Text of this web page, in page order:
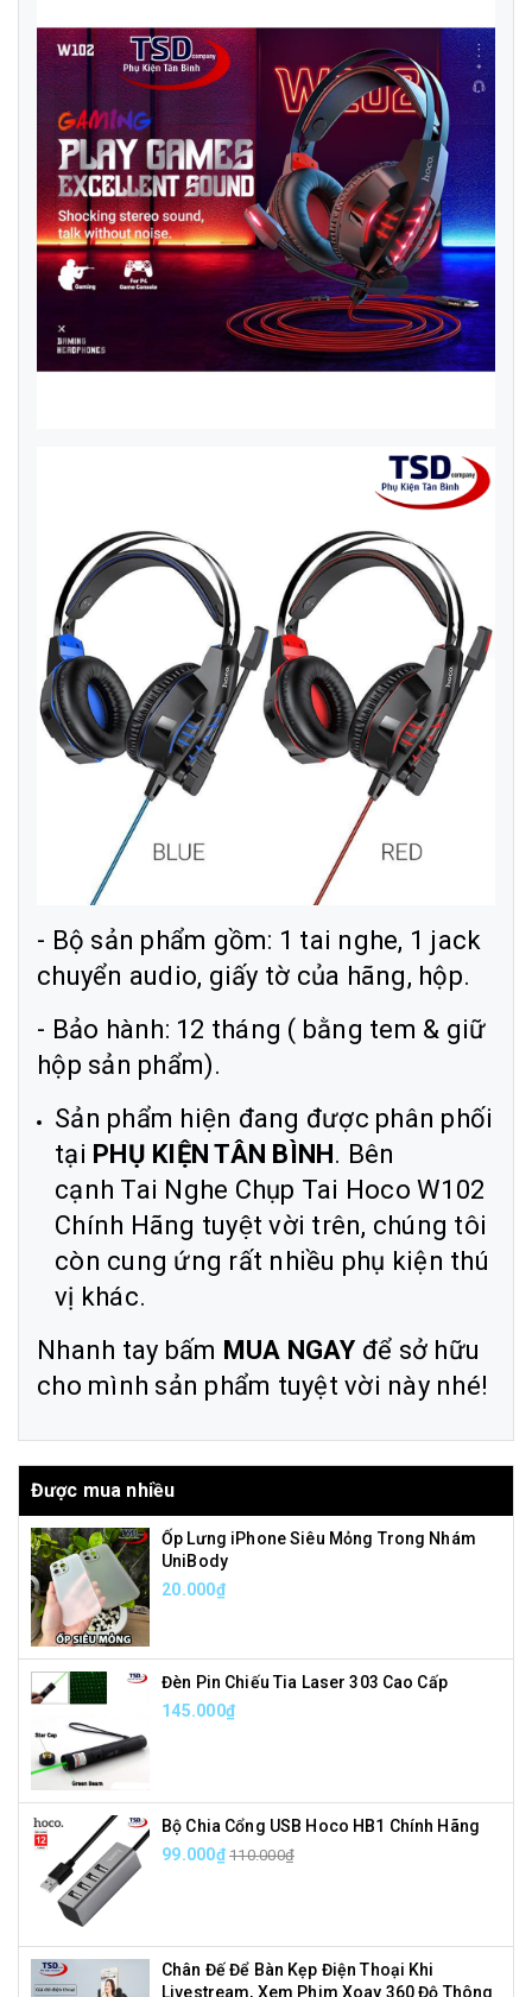
- Bộ sản phẩm gồm: 1 tai nghe, 1 jack
chuyển audio, giấy tờ của hãng, hộp.
- Bảo hành: 12 tháng ( bằng tem & giữ
hộp sản phẩm).
Sản phẩm hiện đang được phân phối
tại PHỤ KIỆN TÂN BÌNH. Bên
cạnh Tai Nghe Chụp Tai Hoco W102
Chính Hãng tuyệt vời trên, chúng tôi
còn cung ứng rất nhiều phụ kiện thú
vị khác.
Nhanh tay bấm MUA NGAY để sở hữu
cho mình sản phẩm tuyệt vời này nhé!
Được mua nhiều
Ốp Lưng iPhone Siêu Mỏng Trong Nhám
UniBody
20.000₫
Đèn Pin Chiếu Tia Laser 303 Cao Cấp
145.000₫
Bộ Chia Cổng USB Hoco HB1 Chính Hãng
99.000₫ 110.000₫
Chân Đế Để Bàn Kẹp Điện Thoại Khi
Livestream, Xem Phim Xoay 360 Độ Thông